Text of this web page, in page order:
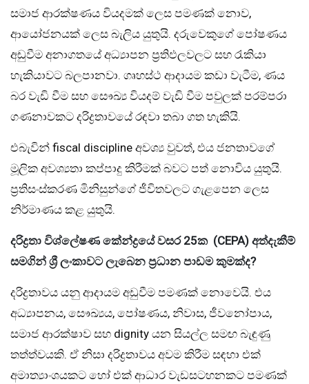
සමාජ ආරක්ෂණය වියදමක් ලෙස පමණක් නොව,
ආයෝජනයක් ලෙස බැලිය යුතුයි. දරුවෙකුගේ පෝෂණය
අඩුවීම අනාගතයේ අධ්‍යාපන ප්‍රතිඵලවලට සහ රැකියා
හැකියාවට බලපානවා. ගෘහස්ථ ආදායම කඩා වැටීම, ණය
බර වැඩි වීම සහ සෞඛ්‍ය වියදම් වැඩි වීම පවුලක් පරම්පරා
ගණනාවකට දරිද්‍රතාවයේ රඳවා තබා ගත හැකියි.
එබැවින් fiscal discipline අවශ්‍ය වුවත්, එය ජනතාවගේ
මූලික අවශ්‍යතා කප්පාදු කිරීමක් බවට පත් නොවිය යුතුයි.
ප්‍රතිසංස්කරණ මිනිසුන්ගේ ජීවිතවලට ගැළපෙන ලෙස
නිර්මාණය කළ යුතුයි.
දරිද්‍රතා විශ්ලේෂණ කේන්ද්‍රයේ වසර 25ක (CEPA) අත්දැකීම්
සමගින් ශ්‍රී ලංකාවට ලැබෙන ප්‍රධාන පාඩම කුමක්ද?
දරිද්‍රතාවය යනු ආදායම අඩුවීම පමණක් නොවෙයි. එය
අධ්‍යාපනය, සෞඛ්‍යය, පෝෂණය, නිවාස, ජීවනෝපාය,
සමාජ ආරක්ෂාව සහ dignity යන සියල්ල සමඟ බැඳුණු
තත්ත්වයකි. ඒ නිසා දරිද්‍රතාවය අවම කිරීම සඳහා එක්
අමාත්‍යාංශයකට හෝ එක් ආධාර වැඩසටහනකට පමණක්